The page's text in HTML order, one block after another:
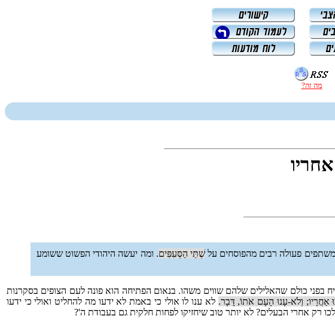
מה זה?
פעולה רבים מהפוסחים עלשְׁתֵּי הַסְּעִפִּים. ומה יעשה היהודי הפשוט ששומע
כולם שהאלילים שלהם שווים משהו. בנאום הפתיחה הוא פונה לעם הצופים בסקרנות
וְלֹא-עָנוּ הָעָם אֹתוֹ, דָּבָר. לא ענו לו אולי כי באמת לא ידעו מה להחליט ואולי כי ידעו
רק אחרי הבעלים? לא יותר טוב שיחזיקו לפחות חלקית גם בעבודת ה'?